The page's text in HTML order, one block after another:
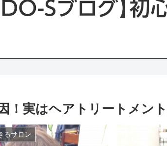
！実はヘアトリートメント
るサロン